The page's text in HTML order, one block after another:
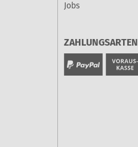
Jobs
ZAHLUNGSARTEN